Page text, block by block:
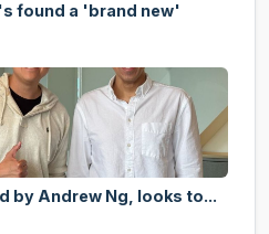
found a 'brand new'
by Andrew Ng, looks to...